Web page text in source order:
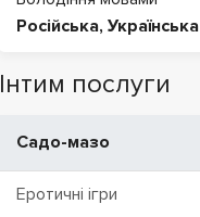
Російська, Українська
Інтим послуги
Садо-мазо
Еротичні ігри